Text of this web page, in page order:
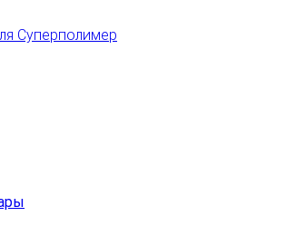
Суперполимер